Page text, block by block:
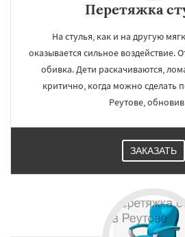
Перетяжка
На стулья, как и на другую
оказывается сильное воздействие.
обивка. Дети раскачиваются,
критично, когда можно сделать
Реутове,
ЗАКАЗАТЬ